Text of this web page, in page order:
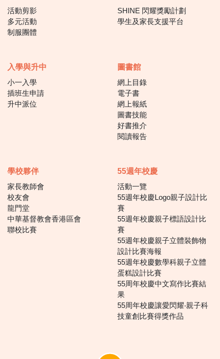
活動剪影
多元活動
制服團體
SHINE 閃耀獎勵計劃
學生及家長支援平台
入學與升中
小一入學
插班生申請
升中派位
圖書館
網上目錄
電子書
網上報紙
圖書技能
好書推介
閱讀報告
學校夥伴
家長教師會
校友會
龍門堂
中華基督教會香港區會
聯校比賽
55週年校慶
活動一覽
55週年校慶Logo親子設計比
賽
55週年校慶親子標語設計比
賽
55週年校慶親子立體裝飾物
設計比賽海報
55週年校慶數學科親子立體
蛋糕設計比賽
55周年校慶中文寫作比賽結
果
55周年校慶讓愛閃耀‧親子科
技童創比賽得獎作品